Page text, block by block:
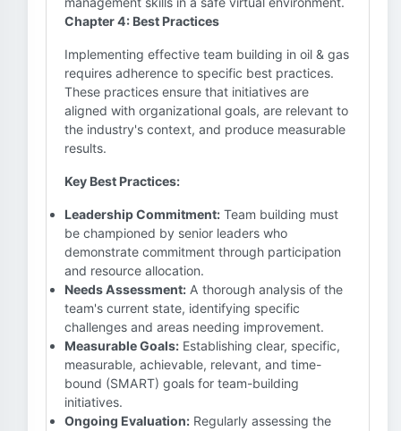
Chapter 4: Best Practices
Implementing effective team building in oil & gas
requires adherence to specific best practices.
These practices ensure that initiatives are
aligned with organizational goals, are relevant to
the industry's context, and produce measurable
results.
Key Best Practices:
Leadership Commitment: Team building must
be championed by senior leaders who
demonstrate commitment through participation
and resource allocation.
Needs Assessment: A thorough analysis of the
team's current state, identifying specific
challenges and areas needing improvement.
Measurable Goals: Establishing clear, specific,
measurable, achievable, relevant, and time-
bound (SMART) goals for team-building
initiatives.
Ongoing Evaluation: Regularly assessing the